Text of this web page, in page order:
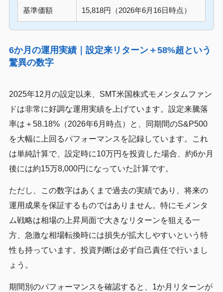
基準価額 15,818円（2026年6月16日時点）
6か月の運用実績｜設定来リターン＋58%超という
驚異の数字
2025年12月の設定以来、SMT米国株式モメンタムファン
ドは非常に好調な運用実績を上げています。設定来騰落
率は＋58.18%（2026年6月時点）と、同期間のS&P500
を大幅に上回るパフォーマンスを記録しています。これ
は単純計算で、設定時に10万円を投資した場合、約6か月
後には約15万8,000円になっていた計算です。
ただし、この数字はあくまで過去の実績であり、将来の
運用成果を保証するものではありません。特にモメンタ
ム戦略は相場の上昇局面で大きなリターンを狙える一
方、急激な相場転換時には損失が拡大しやすいという特
性も持っています。投資判断は必ず自己責任で行いまし
ょう。
期間別のパフォーマンスを確認すると、1か月リターンが